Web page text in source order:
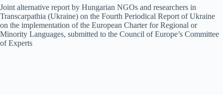
Joint alternative report by Hungarian NGOs and researchers in
Transcarpathia (Ukraine) on the Fourth Periodical Report of Ukraine
on the implementation of the European Charter for Regional or
Minority Languages, submitted to the Council of Europe’s Committee
of Experts